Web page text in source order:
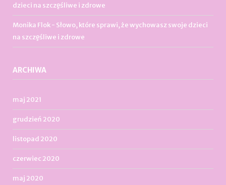
dzieci na szczęśliwe i zdrowe
Monika Flok- Słowo, które sprawi, że wychowasz swoje dzieci
na szczęśliwe i zdrowe
ARCHIWA
maj 2021
grudzień 2020
listopad 2020
czerwiec 2020
maj 2020